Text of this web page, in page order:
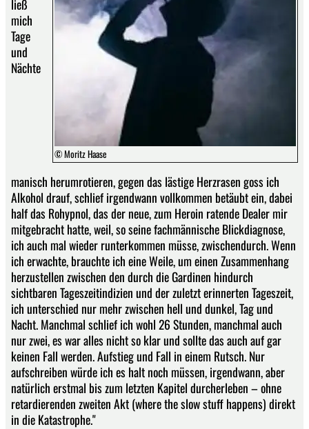
© Moritz Haase
ließ
mich
Tage
und
Nächte
manisch herumrotieren, gegen das lästige Herzrasen goss ich
Alkohol drauf, schlief irgendwann vollkommen betäubt ein, dabei
half das Rohypnol, das der neue, zum Heroin ratende Dealer mir
mitgebracht hatte, weil, so seine fachmännische Blickdiagnose,
ich auch mal wieder runterkommen müsse, zwischendurch. Wenn
ich erwachte, brauchte ich eine Weile, um einen Zusammenhang
herzustellen zwischen den durch die Gardinen hindurch
sichtbaren Tageszeitindizien und der zuletzt erinnerten Tageszeit,
ich unterschied nur mehr zwischen hell und dunkel, Tag und
Nacht. Manchmal schlief ich wohl 26 Stunden, manchmal auch
nur zwei, es war alles nicht so klar und sollte das auch auf gar
keinen Fall werden. Aufstieg und Fall in einem Rutsch. Nur
aufschreiben würde ich es halt noch müssen, irgendwann, aber
natürlich erstmal bis zum letzten Kapitel durcherleben – ohne
retardierenden zweiten Akt (where the slow stuff happens) direkt
in die Katastrophe."